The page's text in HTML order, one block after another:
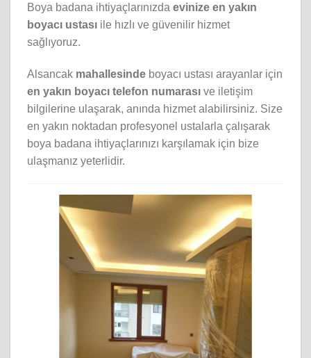
Boya badana ihtiyaçlarınızda evinize en yakın
boyacı ustası ile hızlı ve güvenilir hizmet
sağlıyoruz.
Alsancak mahallesinde boyacı ustası arayanlar için
en yakın boyacı telefon numarası ve iletişim
bilgilerine ulaşarak, anında hizmet alabilirsiniz. Size
en yakın noktadan profesyonel ustalarla çalışarak
boya badana ihtiyaçlarınızı karşılamak için bize
ulaşmanız yeterlidir.